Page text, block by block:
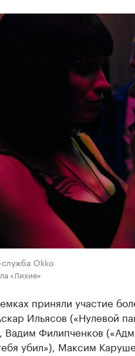
Okko
«Лихие»
приняли участие
Ильясов («Нулевой
Филипченков
убил»), Максим